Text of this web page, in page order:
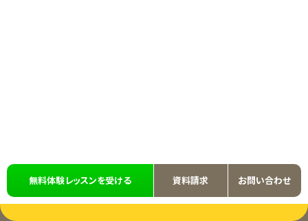
無料体験レッスンを受ける 資料請求 お問い合わせ